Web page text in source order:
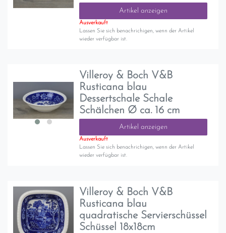
Artikel anzeigen
Ausverkauft
Lassen Sie sich benachrichigen, wenn der Artikel
wieder verfügbar ist.
Villeroy & Boch V&B
Rusticana blau
Dessertschale Schale
Schälchen Ø ca. 16 cm
Artikel anzeigen
Ausverkauft
Lassen Sie sich benachrichigen, wenn der Artikel
wieder verfügbar ist.
Villeroy & Boch V&B
Rusticana blau
quadratische Servierschüssel
Schüssel 18x18cm